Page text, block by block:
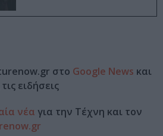
στο Google News και
ειδήσεις
νέα για την Τέχνη και τον